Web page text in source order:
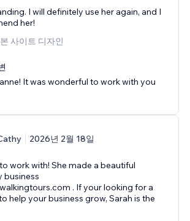
I will definitely use her again, and I
her!
사이트 디자인
It was wonderful to work with you
2026년 2월 18일
work with! She made a beautiful
business
. If your looking for a
help your business grow, Sarah is the